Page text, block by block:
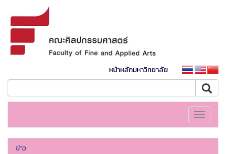
หน้าหลักมหาวิทยาลัย
Toggle
ข่าว